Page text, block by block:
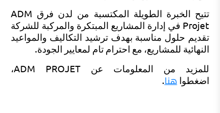
تتيح الخبرة الطويلة المكتسبة من لدن فرق ADM
Projet في إدارة المشاريع المبتكرة والمركبة للشركة
تقديم حلول مناسبة بهدف ترشيد التكاليف والمواعيد
النهائية للمشاريع، مع احترام تام لمعايير الجودة.
للمزيد من المعلومات عن ADM PROJET،
اضغطوا هنا.